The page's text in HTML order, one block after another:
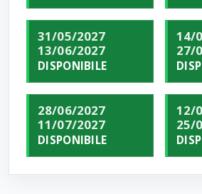
31/05/2027
13/06/2027
DISPONIBILE
14/
27/
28/06/2027
11/07/2027
DISPONIBILE
12/
25/